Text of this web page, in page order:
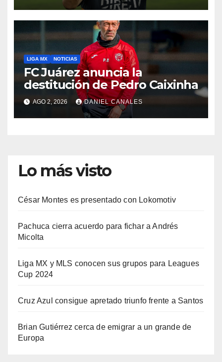
LIGA MX NOTICIAS
FC Juárez anuncia la
destitución de Pedro Caixinha
AGO 2, 2026 DANIEL CANALES
Lo más visto
César Montes es presentado con Lokomotiv
Pachuca cierra acuerdo para fichar a Andrés
Micolta
Liga MX y MLS conocen sus grupos para Leagues
Cup 2024
Cruz Azul consigue apretado triunfo frente a Santos
Brian Gutiérrez cerca de emigrar a un grande de
Europa